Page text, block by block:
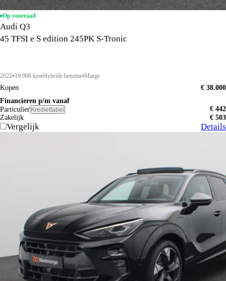
Op voorraad
Audi Q3
45 TFSI e S edition 245PK S-Tronic
2022 19.908 km Hybride benzine Marge
Kopen
€ 38.000
Financieren p/m vanaf
Particulier Krediettabel
€ 442
Zakelijk
€ 503
Vergelijk Details